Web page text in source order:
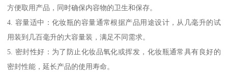
方便取用产品，同时确保内容物的卫生和保存。
4. 容量适中：化妆瓶的容量通常根据产品用途设计，从几毫升的试
用装到几百毫升的大容量装，满足不同需求。
5. 密封性好：为了防止化妆品氧化或挥发，化妆瓶通常具有良好的
密封性能，延长产品的使用寿命。